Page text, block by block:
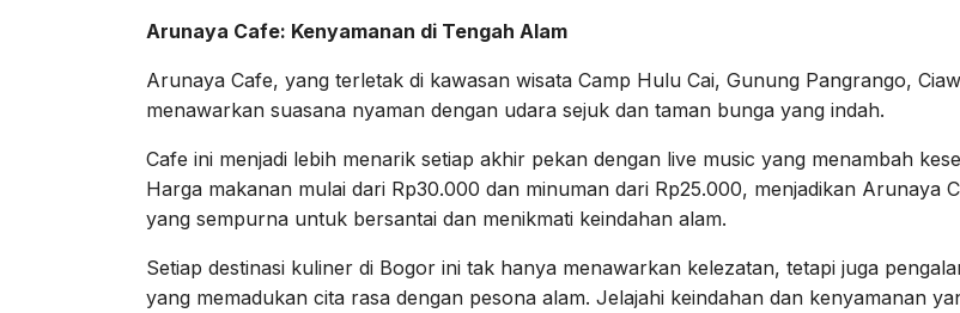
Arunaya Cafe: Kenyamanan di Tengah Alam
Arunaya Cafe, yang terletak di kawasan wisata Camp Hulu Cai, Gunung Pangrango,
menawarkan suasana nyaman dengan udara sejuk dan taman bunga yang indah.
Cafe ini menjadi lebih menarik setiap akhir pekan dengan live music yang menambah
Harga makanan mulai dari Rp30.000 dan minuman dari Rp25.000, menjadikan Arunaya
yang sempurna untuk bersantai dan menikmati keindahan alam.
Setiap destinasi kuliner di Bogor ini tak hanya menawarkan kelezatan, tetapi juga
yang memadukan cita rasa dengan pesona alam. Jelajahi keindahan dan kenyamanan